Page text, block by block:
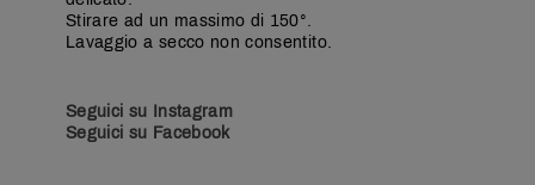
Stirare ad un massimo di 150°.
Lavaggio a secco non consentito.
Seguici su Instagram
Seguici su Facebook